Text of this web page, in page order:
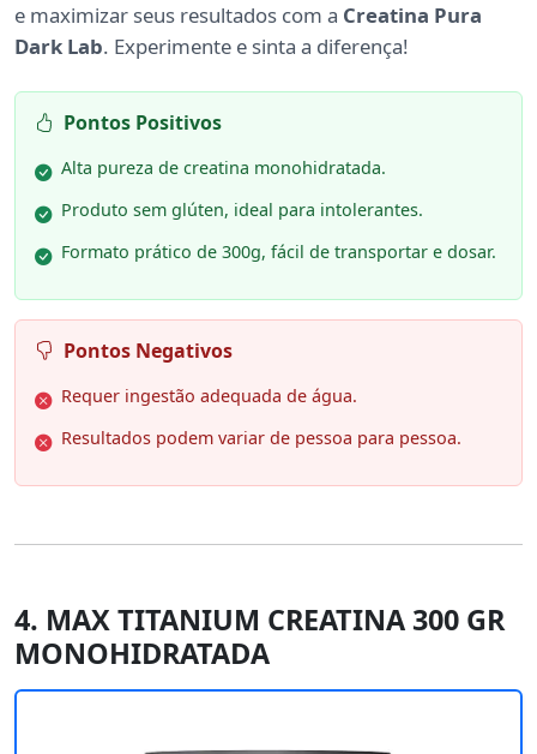
e maximizar seus resultados com a Creatina Pura
Dark Lab. Experimente e sinta a diferença!
Pontos Positivos
Alta pureza de creatina monohidratada.
Produto sem glúten, ideal para intolerantes.
Formato prático de 300g, fácil de transportar e dosar.
Pontos Negativos
Requer ingestão adequada de água.
Resultados podem variar de pessoa para pessoa.
4. MAX TITANIUM CREATINA 300 GR
MONOHIDRATADA